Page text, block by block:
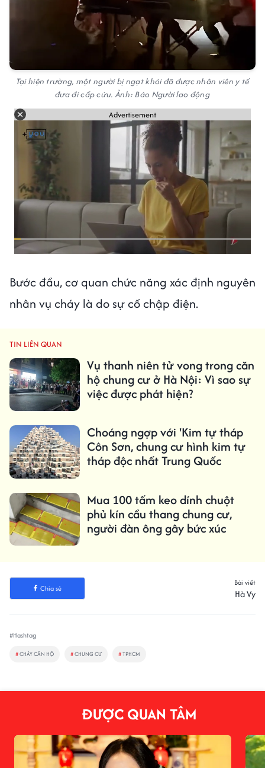
Tại hiện trường, một người bị ngạt khói đã được nhân viên y tế
đưa đi cấp cứu. Ảnh: Báo Người lao động
Advertisement
Bước đầu, cơ quan chức năng xác định nguyên
nhân vụ cháy là do sự cố chập điện.
TIN LIÊN QUAN
Vụ thanh niên tử vong trong căn
hộ chung cư ở Hà Nội: Vì sao sự
việc được phát hiện?
Choáng ngợp với 'Kim tự tháp
Côn Sơn, chung cư hình kim tự
tháp độc nhất Trung Quốc
Mua 100 tấm keo dính chuột
phủ kín cầu thang chung cư,
người đàn ông gây bức xúc
Chia sẻ
Bài viết
Hà Vy
#Hashtag
#CHÁY CĂN HỘ #CHUNG CƯ #TPHCM
ĐƯỢC QUAN TÂM